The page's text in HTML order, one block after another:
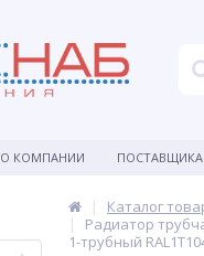
О КОМПАНИИ
Каталог
Радиатор
1-трубный